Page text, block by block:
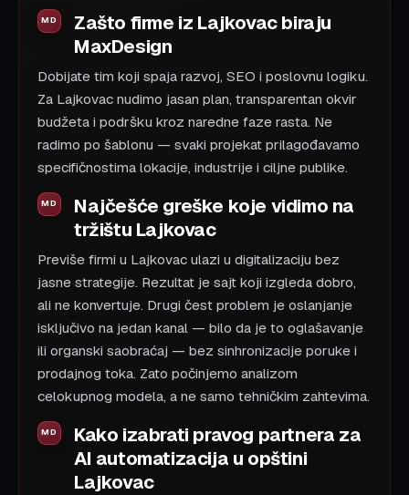
Zašto firme iz Lajkovac biraju
MaxDesign
Dobijate tim koji spaja razvoj, SEO i poslovnu logiku.
Za Lajkovac nudimo jasan plan, transparentan okvir
budžeta i podršku kroz naredne faze rasta. Ne
radimo po šablonu — svaki projekat prilagođavamo
specifičnostima lokacije, industrije i ciljne publike.
Najčešće greške koje vidimo na
tržištu Lajkovac
Previše firmi u Lajkovac ulazi u digitalizaciju bez
jasne strategije. Rezultat je sajt koji izgleda dobro,
ali ne konvertuje. Drugi čest problem je oslanjanje
isključivo na jedan kanal — bilo da je to oglašavanje
ili organski saobraćaj — bez sinhronizacije poruke i
prodajnog toka. Zato počinjemo analizom
celokupnog modela, a ne samo tehničkim zahtevima.
Kako izabrati pravog partnera za
AI automatizacija u opštini
Lajkovac